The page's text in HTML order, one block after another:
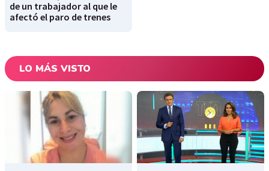
de un trabajador al que le
afectó el paro de trenes
LO MÁS VISTO